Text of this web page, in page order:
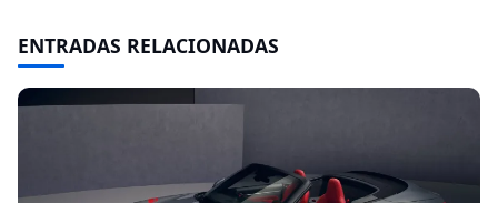
ENTRADAS RELACIONADAS